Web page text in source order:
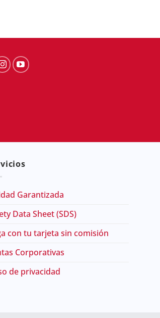
Garantizada
Data Sheet (SDS)
con tu tarjeta sin comisión
Corporativas
de privacidad